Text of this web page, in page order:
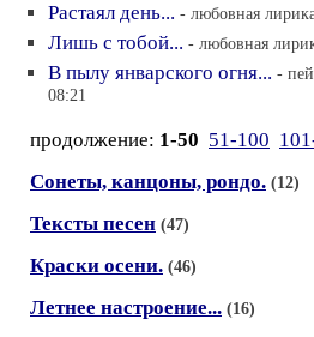
Растаял день... - любовная
Лишь с тобой... - любовная
В пылу январского огня... -
08:21
продолжение: 1-50 51-100
Сонеты, канцоны, рондо. (12)
Тексты песен (47)
Краски осени. (46)
Летнее настроение... (16)